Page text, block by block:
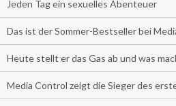
Jeden Tag ein sexuelles Abenteuer
Das ist der Sommer-Bestseller bei
Heute stellt er das Gas ab und was
Media Control zeigt die Sieger des